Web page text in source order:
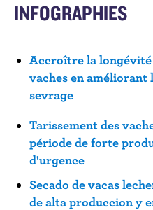
INFOGRAPHIES
Accroître la
vaches en améliorant
sevrage
Tarissement des
période de forte
d'urgence
Secado de vacas
de alta produccion y